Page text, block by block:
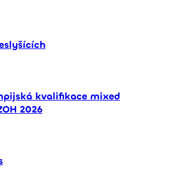
kvalifikace mixed
2026